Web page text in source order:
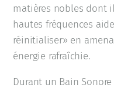
matières nobles dont
hautes fréquences
réinitialiser» en
énergie rafraîchie.
Durant un Bain